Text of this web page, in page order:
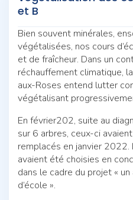
et B
Bien souvent minérales,
végétalisées, nos cours
et de fraîcheur. Dans un
réchauffement climatique,
aux-Roses entend lutter
végétalisant
En février202, suite au
sur 6 arbres, ceux-ci
remplacés en janvier
avaient été choisies en
dans le cadre du projet «
d’école ».